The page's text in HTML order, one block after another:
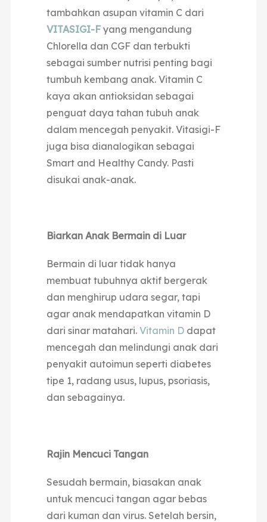
tambahkan asupan vitamin C dari
VITASIGI-Fyang mengandung
Chlorella dan CGF dan terbukti
sebagai sumber nutrisi penting bagi
tumbuh kembang anak. Vitamin C
kaya akan antioksidan sebagai
penguat daya tahan tubuh anak
dalam mencegah penyakit. Vitasigi-F
juga bisa dianalogikan sebagai
Smart and Healthy Candy. Pasti
disukai anak-anak.
Biarkan Anak Bermain di Luar
Bermain di luar tidak hanya
membuat tubuhnya aktif bergerak
dan menghirup udara segar, tapi
agar anak mendapatkan vitamin D
dari sinar matahari. Vitamin Ddapat
mencegah dan melindungi anak dari
penyakit autoimun seperti diabetes
tipe 1, radang usus, lupus, psoriasis,
dan sebagainya.
Rajin Mencuci Tangan
Sesudah bermain, biasakan anak
untuk mencuci tangan agar bebas
dari kuman dan virus. Setelah bersin,